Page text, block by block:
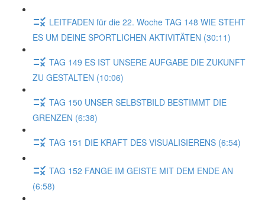
LEITFADEN für die 22. Woche TAG 148 WIE STEHT
ES UM DEINE SPORTLICHEN AKTIVITÄTEN (30:11)
TAG 149 ES IST UNSERE AUFGABE DIE ZUKUNFT
ZU GESTALTEN (10:06)
TAG 150 UNSER SELBSTBILD BESTIMMT DIE
GRENZEN (6:38)
TAG 151 DIE KRAFT DES VISUALISIERENS (6:54)
TAG 152 FANGE IM GEISTE MIT DEM ENDE AN
(6:58)